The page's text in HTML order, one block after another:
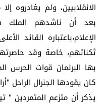
الانقلابيين، ولم يغادروه
بعد أن ناشدهم
الإعلام،باعتباره القائد
ثكناتهم، خاصة وقد
بها البرلمان قوات الحرس
كان يقودها الجنرال الراحل
يذكر أن متزعم المتمردين